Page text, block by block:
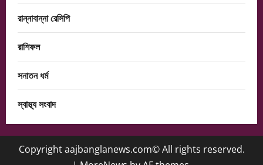
রান্নাবান্না রেসিপি
রাশিফল
সনাতন ধর্ম
স্বাস্থ্য সংবাদ
Copyright aajbanglanews.com© All rights reserved.